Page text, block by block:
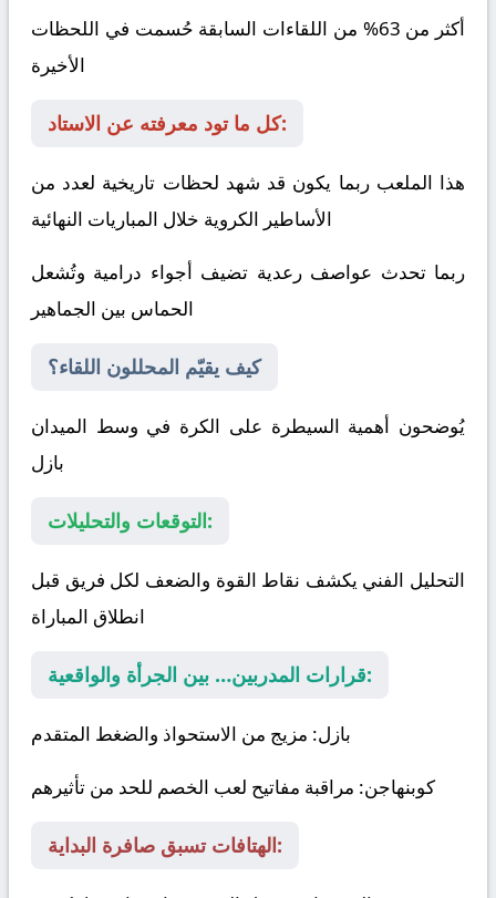
أكثر من 63% من اللقاءات السابقة حُسمت في اللحظات
الأخيرة
كل ما تود معرفته عن الاستاد:
هذا الملعب ربما يكون قد شهد لحظات تاريخية لعدد من
الأساطير الكروية خلال المباريات النهائية
ربما تحدث عواصف رعدية تضيف أجواء درامية وتُشعل
الحماس بين الجماهير
كيف يقيّم المحللون اللقاء؟
يُوضحون أهمية السيطرة على الكرة في وسط الميدان
بازل
التوقعات والتحليلات:
التحليل الفني يكشف نقاط القوة والضعف لكل فريق قبل
انطلاق المباراة
قرارات المدربين… بين الجرأة والواقعية:
بازل: مزيج من الاستحواذ والضغط المتقدم
كوبنهاجن: مراقبة مفاتيح لعب الخصم للحد من تأثيرهم
الهتافات تسبق صافرة البداية: